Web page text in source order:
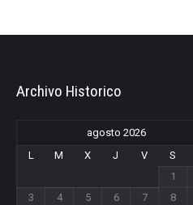
Archivo Historico
agosto 2026
L
M X J V S
1
3
4 5 6 7 8